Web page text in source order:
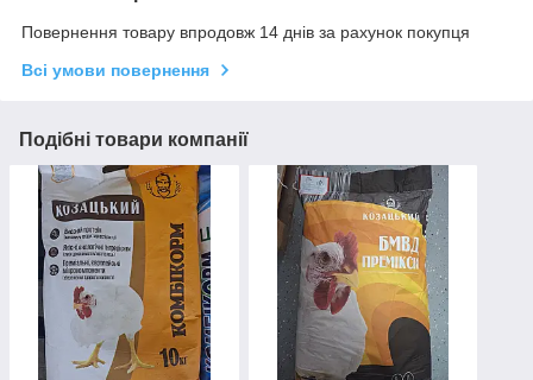
Повернення товару впродовж 14 днів за рахунок покупця
Всі умови повернення
Подібні товари компанії